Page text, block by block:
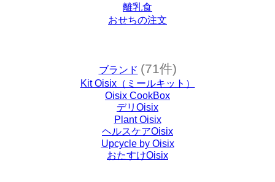
離乳食
おせちの注文
ブランド (71件)
Kit Oisix（ミールキット）
Oisix CookBox
デリOisix
Plant Oisix
ヘルスケアOisix
Upcycle by Oisix
おたすけOisix